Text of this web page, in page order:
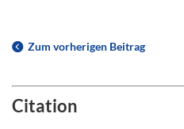
Zum vorherigen Beitrag
Citation